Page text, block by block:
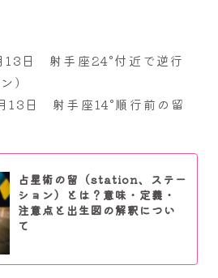
日 射手座24°付近で逆行
）
日 射手座14°順行前の留
占星術の留（station、ステー
ション）とは？意味・定義・
注意点と出生図の解釈につい
て